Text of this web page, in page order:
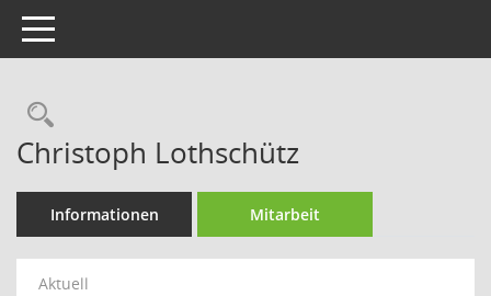
Toggle navigation
Rechercheauswahl
Christoph Lothschütz
Informationen Mitarbeit
Aktuell